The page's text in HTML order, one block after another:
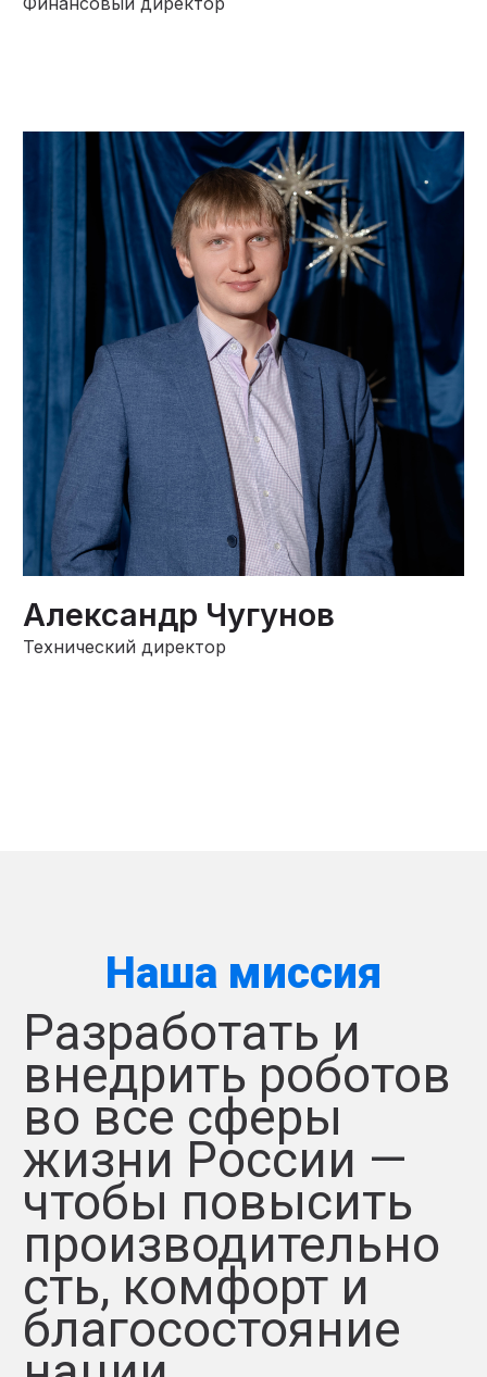
Александр Чугунов
Технический директор
Наша миссия
Разработать и
внедрить роботов
во все сферы
жизни России —
чтобы повысить
производительно
сть, комфорт и
благосостояние